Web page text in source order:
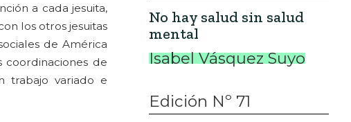
a cada jesuita,
los otros jesuitas
de América
coordinaciones de
trabajo variado e
No hay salud sin salud
mental
Isabel Vásquez Suyo
Edición Nº 71